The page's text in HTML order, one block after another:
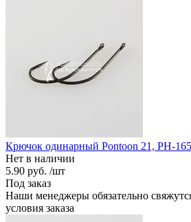
Крючок одинарный Pontoon 21, PH-
Нет в наличии
5.90 руб. /шт
Под заказ
Наши менеджеры обязательно
условия заказа